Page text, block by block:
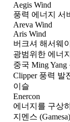
Aegis Wind
풍력 에너지 서
Areva Wind
Aris Wind
버크셔 해서웨
광범위한 에너지
중국 Ming
Clipper 풍력 발
이슬
Enercon
에너지를 구상
지멘스 (Gamesa)